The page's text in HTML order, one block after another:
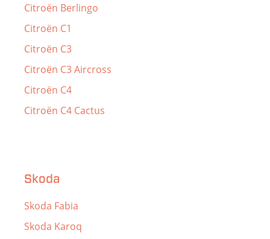
Citroën Berlingo
Citroën C1
Citroën C3
Citroën C3 Aircross
Citroën C4
Citroën C4 Cactus
Skoda
Skoda Fabia
Skoda Karoq